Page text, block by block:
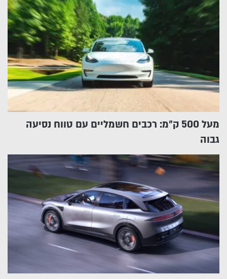
מעל 500 ק״מ: רכבים חשמליים עם טווח נסיעה
גבוה